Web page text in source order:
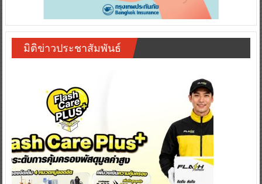
มิติข่าวประชาสัมพันธ์